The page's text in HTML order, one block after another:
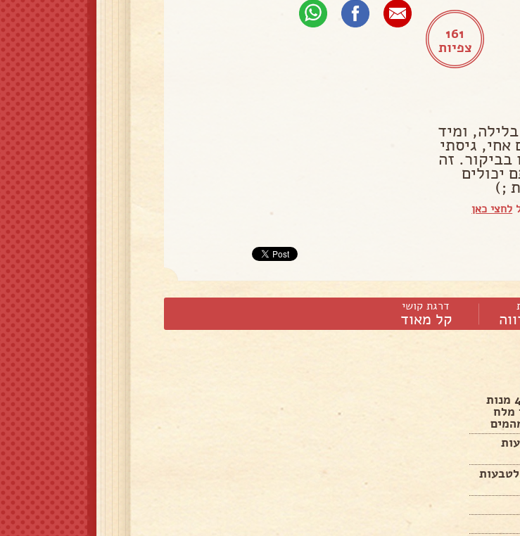
161
צפיות
ומיד
אחי, גיסתי
בביקור. זה
יכולים
;)
לחצי כאן
דרגת קושי
קל מאוד
חסה ערבית - 2 או 3 חסות ל-4 מנות
מלח